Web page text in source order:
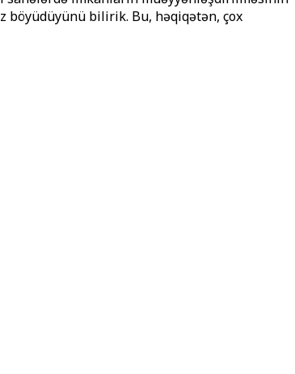
böyüdüyünü bilirik. Bu, həqiqətən, çox